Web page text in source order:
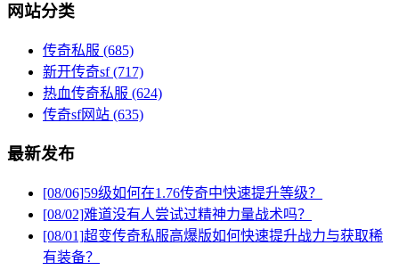
网站分类
传奇私服 (685)
新开传奇sf(717)
热血传奇私服 (624)
传奇sf网站 (635)
最新发布
[08/06]59级如何在1.76传奇中快速提升等级？
[08/02]难道没有人尝试过精神力量战术吗？
[08/01]超变传奇私服高爆版如何快速提升战力与获取稀
有装备？